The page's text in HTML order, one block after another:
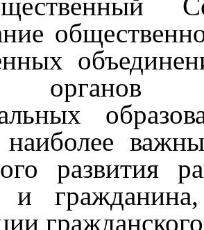
органов
развития
и